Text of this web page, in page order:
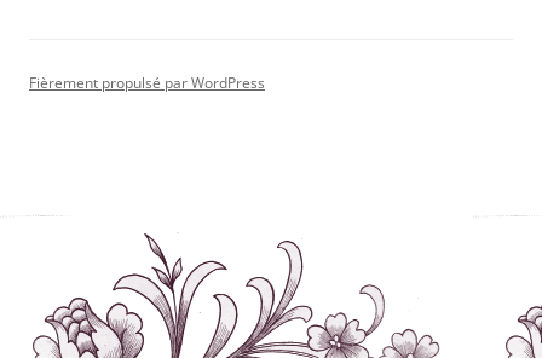
Fièrement propulsé par WordPress